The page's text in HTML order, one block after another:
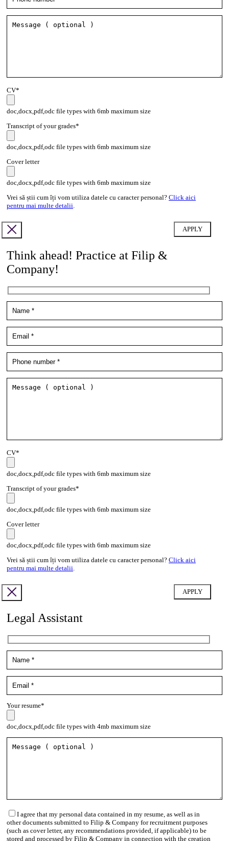
CV*
doc,docx,pdf,odc file types with 6mb maximum size
Transcript of your grades*
doc,docx,pdf,odc file types with 6mb maximum size
Cover letter
doc,docx,pdf,odc file types with 6mb maximum size
Vrei să știi cum îți vom utiliza datele cu caracter personal? Click aici
pentru mai multe detalii
Think ahead! Practice at Filip &
Company!
CV*
doc,docx,pdf,odc file types with 6mb maximum size
Transcript of your grades*
doc,docx,pdf,odc file types with 6mb maximum size
Cover letter
doc,docx,pdf,odc file types with 6mb maximum size
Vrei să știi cum îți vom utiliza datele cu caracter personal? Click aici
pentru mai multe detalii.
Legal Assistant
Your resume*
doc,docx,pdf,odc file types with 4mb maximum size
I agree that my personal data contained in my resume, as well as in
other documents submitted to Filip & Company for recruitment purposes
(such as cover letter, any recommendations provided, if applicable) to be
stored and processed by Filip & Company in connection with the creation